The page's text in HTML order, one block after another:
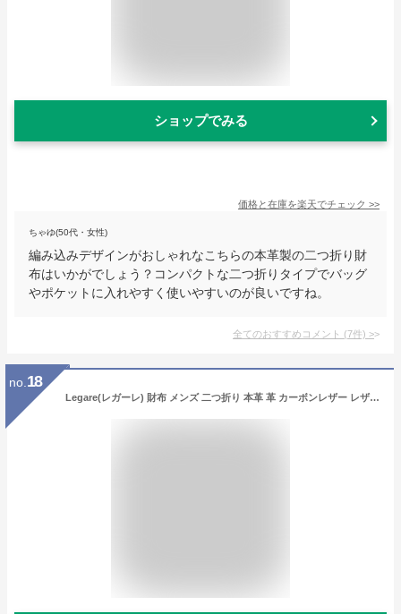
ショップでみる
価格と在庫を楽天でチェック >>
ちゃゆ(50代・女性)
編み込みデザインがおしゃれなこちらの本革製の二つ折り財
布はいかがでしょう？コンパクトな二つ折りタイプでバッグ
やポケットに入れやすく使いやすいのが良いですね。
全てのおすすめコメント (7件) >
no. 18
Legare(レガーレ) 財布 メンズ 二つ折り 本革 革 カーボンレザー レザー ブランド 大容量 カード入れ 多い カードたくさん入る 二つ折り財布 2つ折り レディース 化粧箱入り ギフト